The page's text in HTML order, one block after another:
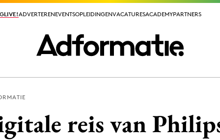
ADVERTERENEVENTSOPLEIDINGENVACATURESACADEMYPARTNERS
ADVERTERENEVENTSOPLEIDINGENVACATURESACADEMYPARTNERS
reis van